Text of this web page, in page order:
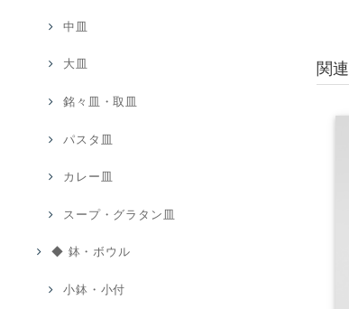
中皿
大皿
銘々皿・取皿
パスタ皿
カレー皿
スープ・グラタン皿
◆ 鉢・ボウル
小鉢・小付
関